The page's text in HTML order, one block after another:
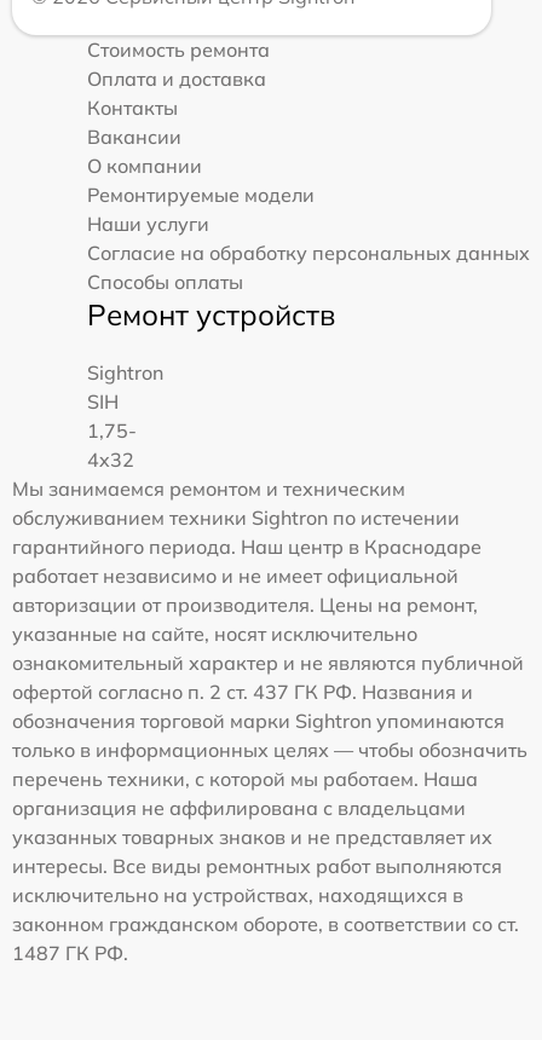
Стоимость ремонта
Оплата и доставка
Контакты
Вакансии
О компании
Ремонтируемые модели
Наши услуги
Согласие на обработку персональных данных
Способы оплаты
Ремонт устройств
Sightron
SIH
1,75-
4x32
Мы занимаемся ремонтом и техническим
обслуживанием техники Sightron по истечении
гарантийного периода. Наш центр в Краснодаре
работает независимо и не имеет официальной
авторизации от производителя. Цены на ремонт,
указанные на сайте, носят исключительно
ознакомительный характер и не являются публичной
офертой согласно п. 2 ст. 437 ГК РФ. Названия и
обозначения торговой марки Sightron упоминаются
только в информационных целях — чтобы обозначить
перечень техники, с которой мы работаем. Наша
организация не аффилирована с владельцами
указанных товарных знаков и не представляет их
интересы. Все виды ремонтных работ выполняются
исключительно на устройствах, находящихся в
законном гражданском обороте, в соответствии со ст.
1487 ГК РФ.